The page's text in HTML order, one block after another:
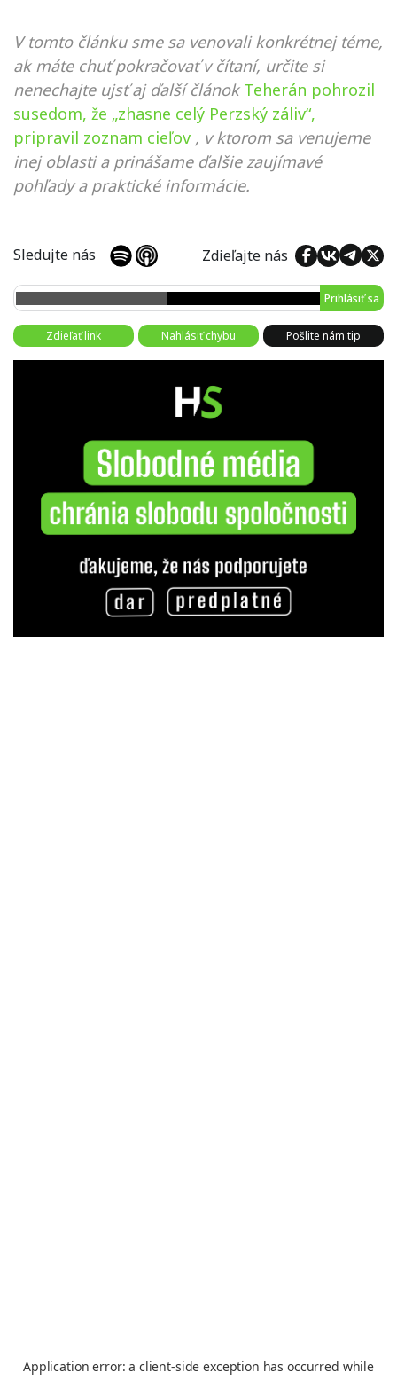
V tomto článku sme sa venovali konkrétnej téme,
ak máte chuť pokračovať v čítaní, určite si
nenechajte ujsť aj ďalší článok Teherán pohrozil
susedom, že „zhasne celý Perzský záliv“,
pripravil zoznam cieľov , v ktorom sa venujeme
inej oblasti a prinášame ďalšie zaujímavé
pohľady a praktické informácie.
Sledujte nás Zdieľajte nás
Prihlásiť sa
Zdieľať link Nahlásiť chybu Pošlite nám tip